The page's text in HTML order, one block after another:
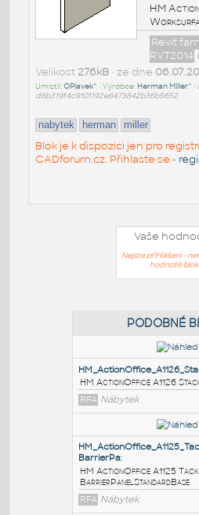
HM
Revit
RVT2014
Velikost 276kB• ze dne
Umístil:OPlavek^ • Výrobce: Herman Miller^ •
d6b319f4c9101192e6473842b36b5652
nabytek herman miller
Blok je k dispozici jen pro
CADforum.cz. Přihlaste se -
Vaše
Nejste přihlášeni -
hodnotit blok